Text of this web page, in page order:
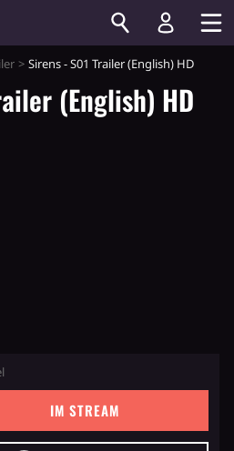
Sirens - S01 Trailer (English) HD
(English) HD
IM STREAM